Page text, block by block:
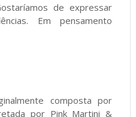
de expressar
Em pensamento
composta por
por Pink Martini &